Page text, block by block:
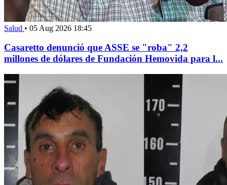
Salud • 05 Aug 2026 18:45
Casaretto denunció que ASSE se "roba" 2,2
millones de dólares de Fundación Hemovida para l...